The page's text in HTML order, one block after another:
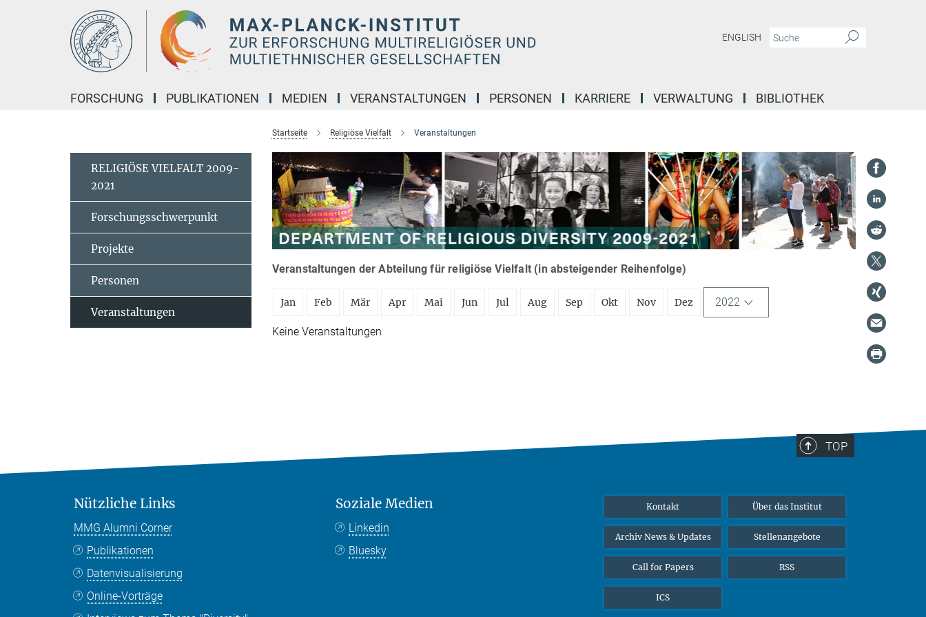
ENGLISH
FORSCHUNG PUBLIKATIONEN MEDIEN VERANSTALTUNGEN PERSONEN KARRIERE VERWALTUNG BIBLIOTHEK
Startseite Religiöse Vielfalt Veranstaltungen
Veranstaltungen der Abteilung für religiöse Vielfalt (in absteigender Reihenfolge)
Jan Feb Mär Apr Mai Jun Jul Aug Sep Okt Nov Dez 2022
Keine Veranstaltungen
RELIGIÖSE VIELFALT 2009-
2021
Forschungsschwerpunkt
Projekte
Personen
Veranstaltungen
TOP
Nützliche Links
MMG Alumni Corner
Publikationen
Datenvisualisierung
Online-Vorträge
Soziale Medien
Linkedin
Bluesky
Kontakt Über das Institut
Archiv News & Updates Stellenangebote
Call for Papers RSS
ICS